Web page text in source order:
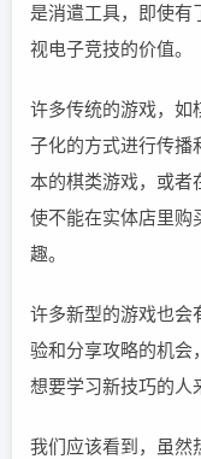
是消遣工具，即使有
视电子竞技的价值。
许多传统的游戏，如
子化的方式进行传播
本的棋类游戏，或者
使不能在实体店里购
趣。
许多新型的游戏也会
验和分享攻略的机会
想要学习新技巧的人
我们应该看到，虽然